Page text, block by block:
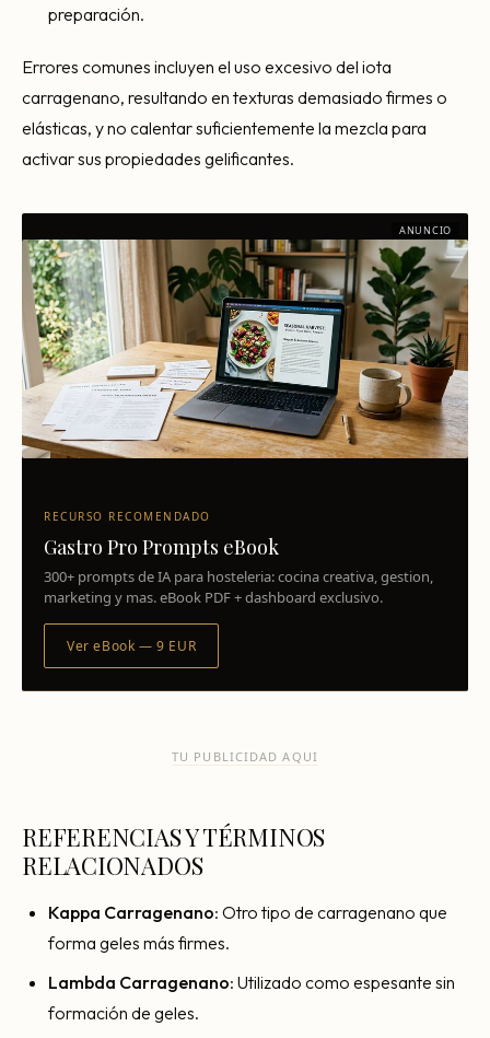
preparación.
Errores comunes incluyen el uso excesivo del iota
carragenano, resultando en texturas demasiado firmes o
elásticas, y no calentar suficientemente la mezcla para
activar sus propiedades gelificantes.
ANUNCIO
RECURSO RECOMENDADO
Gastro Pro Prompts eBook
300+ prompts de IA para hosteleria: cocina creativa, gestion,
marketing y mas. eBook PDF + dashboard exclusivo.
Ver eBook — 9 EUR
TU PUBLICIDAD AQUI
REFERENCIAS Y TÉRMINOS
RELACIONADOS
Kappa Carragenano: Otro tipo de carragenano que
forma geles más firmes.
Lambda Carragenano: Utilizado como espesante sin
formación de geles.